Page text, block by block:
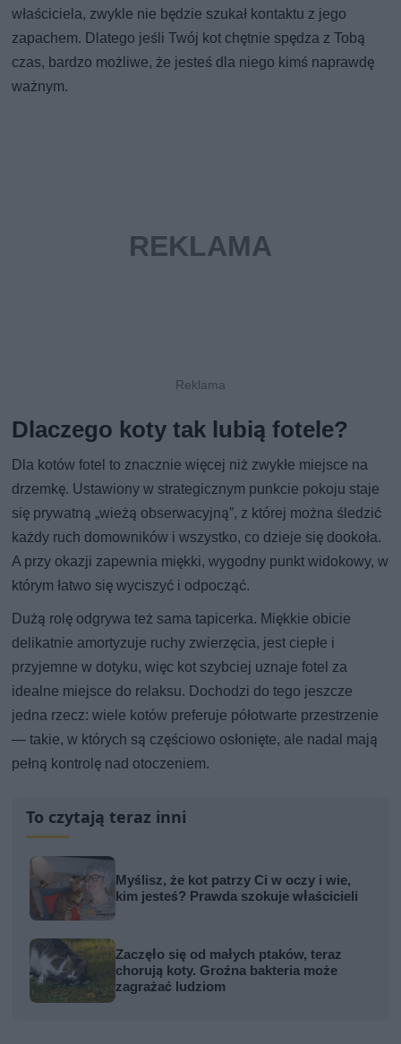
właściciela, zwykle nie będzie szukał kontaktu z jego
zapachem. Dlatego jeśli Twój kot chętnie spędza z Tobą
czas, bardzo możliwe, że jesteś dla niego kimś naprawdę
ważnym.
Dlaczego koty tak lubią fotele?
Dla kotów fotel to znacznie więcej niż zwykłe miejsce na
drzemkę. Ustawiony w strategicznym punkcie pokoju staje
się prywatną „wieżą obserwacyjną”, z której można śledzić
każdy ruch domowników i wszystko, co dzieje się dookoła.
A przy okazji zapewnia miękki, wygodny punkt widokowy, w
którym łatwo się wyciszyć i odpocząć.
Dużą rolę odgrywa też sama tapicerka. Miękkie obicie
delikatnie amortyzuje ruchy zwierzęcia, jest ciepłe i
przyjemne w dotyku, więc kot szybciej uznaje fotel za
idealne miejsce do relaksu. Dochodzi do tego jeszcze
jedna rzecz: wiele kotów preferuje półotwarte przestrzenie
— takie, w których są częściowo osłonięte, ale nadal mają
pełną kontrolę nad otoczeniem.
To czytają teraz inni
Myślisz, że kot patrzy Ci w oczy i wie,
kim jesteś? Prawda szokuje właścicieli
Zaczęło się od małych ptaków, teraz
chorują koty. Groźna bakteria może
zagrażać ludziom